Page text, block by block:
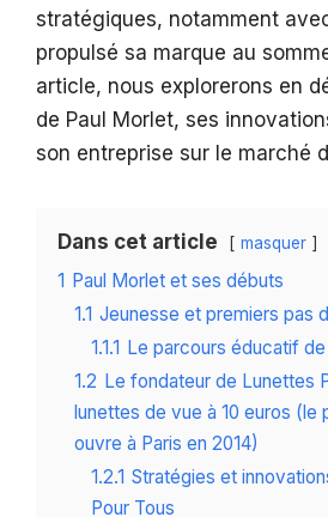
stratégiques, notamment
propulsé sa marque au
article, nous explorerons en
de Paul Morlet, ses
son entreprise sur le marché
Dans cet article masquer
1 Paul Morlet et ses débuts
1.1 Jeunesse et premiers pas
1.1.1 Le parcours éducatif
1.2 Le fondateur de Lunettes
lunettes de vue à 10 euros (le
ouvre à Paris en 2014)
1.2.1 Stratégies et
Pour Tous